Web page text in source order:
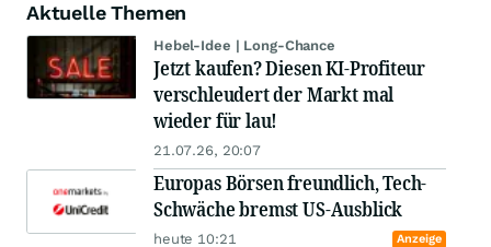
Aktuelle Themen
Hebel-Idee | Long-Chance
Jetzt kaufen? Diesen KI-Profiteur
verschleudert der Markt mal
wieder für lau!
21.07.26, 20:07
Europas Börsen freundlich, Tech-
Schwäche bremst US-Ausblick
heute 10:21 Anzeige